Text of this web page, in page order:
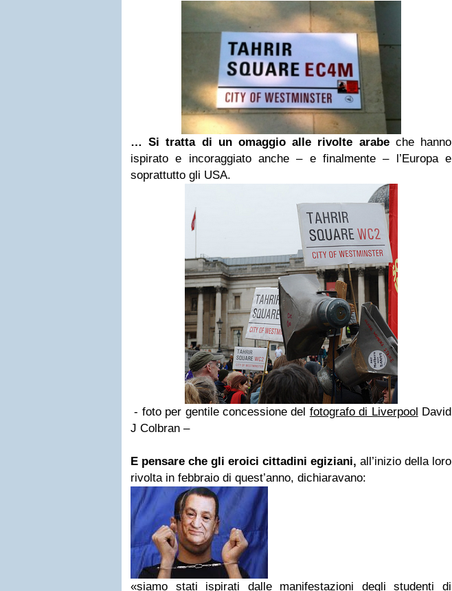
… Si tratta di un omaggio alle rivolte arabeche hanno
ispirato e incoraggiato anche – e finalmente – l’Europa e
soprattutto gli USA.
- foto per gentile concessione del fotografo di Liverpool David
J Colbran –
E pensare che gli eroici cittadini egiziani, all’inizio della loro
rivolta in febbraio di quest’anno, dichiaravano:
«siamo stati ispirati dalle manifestazioni degli studenti di